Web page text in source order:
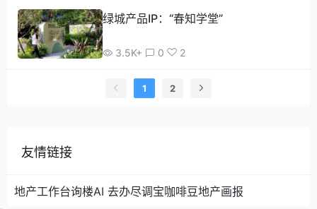
绿城产品IP：“春知学堂”
3.5K+ 0 2
1 2
友情链接
地产工作台询楼AI 去办尽调宝咖啡豆地产画报